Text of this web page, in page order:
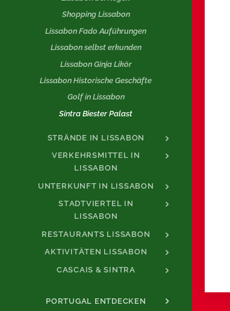
Shopping Lissabon
Lissabon Fado Auführungen
Lissabon selbst erkunden
Lissabon Ginja Likör
Lissabon Historische Geschäfte
Golf in Lissabon
Sintra Biester Palast
STRÄNDE IN LISSABON
VERKEHRSMITTEL IN
LISSABON
UNTERKUNFT IN LISSABON
STADTVIERTEL IN
LISSABON
RESTAURANTS LISSABON
AKTIVITÄTEN LISSABON
CASCAIS & SINTRA
PORTUGAL ENTDECKEN